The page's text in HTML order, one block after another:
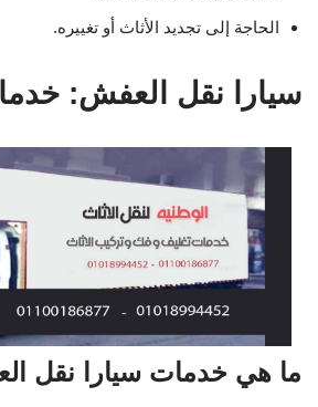
الحاجة إلى تجديد الأثاث أو تغييره.
سيارا نقل العفش:
ما هي خدمات سيارا نقل